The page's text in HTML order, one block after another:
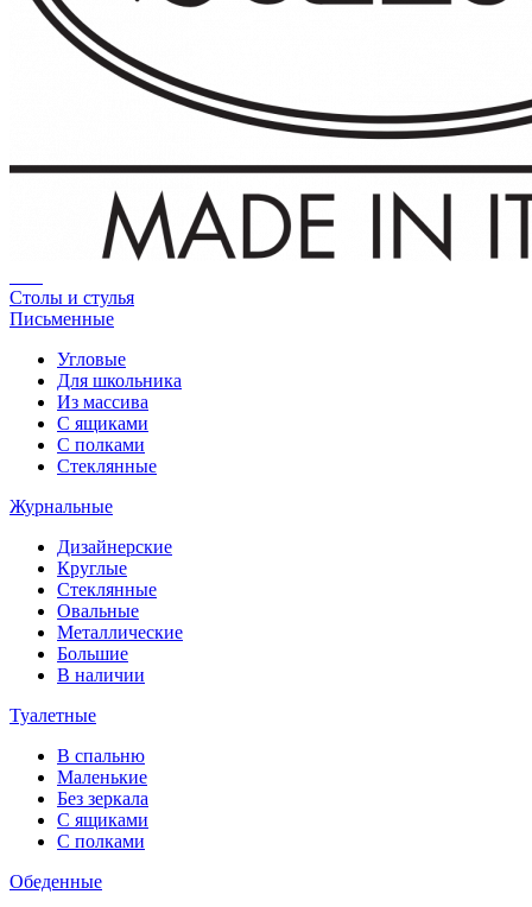
Столы и стулья
Письменные
Угловые
Для школьника
Из массива
С ящиками
С полками
Стеклянные
Журнальные
Дизайнерские
Круглые
Стеклянные
Овальные
Металлические
Большие
В наличии
Туалетные
В спальню
Маленькие
Без зеркала
С ящиками
С полками
Обеденные